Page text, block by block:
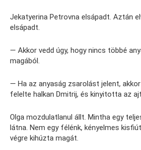
Jekatyerina Petrovna elsápadt. Aztán
elsápadt.
— Akkor vedd úgy, hogy nincs többé
magából.
— Ha az anyaság zsarolást jelent,
felelte halkan Dmitrij, és kinyitotta az
Olga mozdulatlanul állt. Mintha egy
látna. Nem egy félénk, kényelmes
végre kihúzta magát.